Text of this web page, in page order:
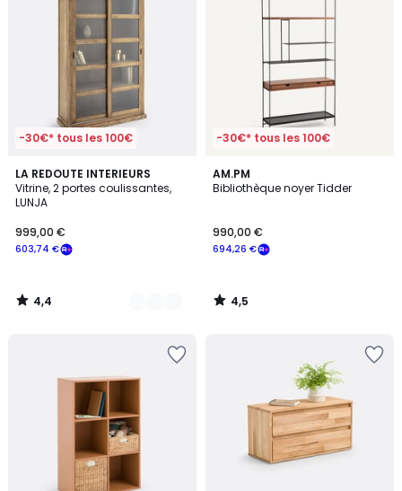
-30€* tous les 100€
LA REDOUTE INTERIEURS
Vitrine, 2 portes coulissantes,
LUNJA
603,74 €
999,00 €
4,4
/ 5
2
Couleurs
4,4
/
-30€* tous les 100€
AM.PM
Bibliothèque noyer Tidder
694,26 €
990,00 €
4,5
/ 5
4,5
/